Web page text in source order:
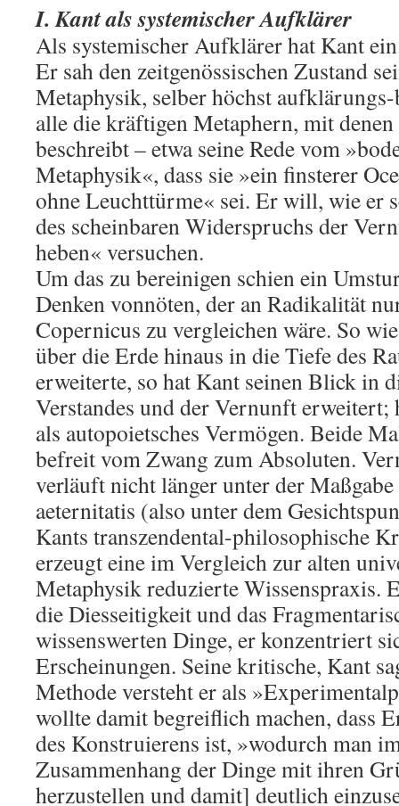
I. Kant als systemischer Aufklärer
Als systemischer Aufklärer hat Kant
Er sah den zeitgenössischen Zustand
Metaphysik, selber höchst
alle die kräftigen Metaphern, mit
beschreibt – etwa seine Rede vom
Metaphysik«, dass sie »ein finsterer
ohne Leuchttürme« sei. Er will, wie er
des scheinbaren Widerspruchs der
heben« versuchen.
Um das zu bereinigen schien ein
Denken vonnöten, der an Radikalität
Copernicus zu vergleichen wäre. So
über die Erde hinaus in die Tiefe des
erweiterte, so hat Kant seinen Blick in
Verstandes und der Vernunft erweitert;
als autopoietsches Vermögen. Beide
befreit vom Zwang zum Absoluten.
verläuft nicht länger unter der Maßgabe
aeternitatis (also unter dem
Kants transzendental-philosophische
erzeugt eine im Vergleich zur alten
Metaphysik reduzierte Wissenspraxis.
die Diesseitigkeit und das
wissenswerten Dinge, er konzentriert
Erscheinungen. Seine kritische, Kant
Methode versteht er als
wollte damit begreiflich machen, dass
des Konstruierens ist, »wodurch man
Zusammenhang der Dinge mit ihren
herzustellen und damit] deutlich